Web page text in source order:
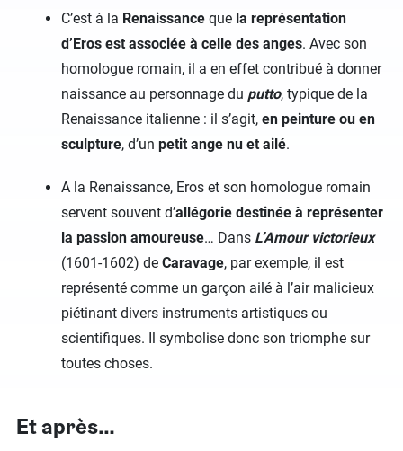
C’est à la Renaissance que la représentation
d’Eros est associée à celle des anges. Avec son
homologue romain, il a en effet contribué à donner
naissance au personnage du putto, typique de la
Renaissance italienne : il s’agit, en peinture ou en
sculpture, d’un petit ange nu et ailé.
A la Renaissance, Eros et son homologue romain
servent souvent d’allégorie destinée à représenter
la passion amoureuse… Dans L’Amour victorieux
(1601-1602) de Caravage, par exemple, il est
représenté comme un garçon ailé à l’air malicieux
piétinant divers instruments artistiques ou
scientifiques. Il symbolise donc son triomphe sur
toutes choses.
Et après…